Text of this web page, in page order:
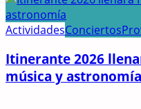
ActividadesConciertos
Itinerante 2026
música y astronomía